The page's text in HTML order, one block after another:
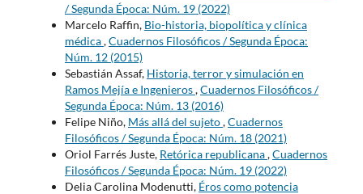
/ Segunda Época: Núm. 19 (2022)
Marcelo Raffin, Bio-historia, biopolítica y clínica
médica,Cuadernos Filosóficos / Segunda Época:
Núm. 12 (2015)
Sebastián Assaf, Historia, terror y simulación en
Ramos Mejía e Ingenieros,Cuadernos Filosóficos /
Segunda Época: Núm. 13 (2016)
Felipe Niño, Más allá del sujeto,Cuadernos
Filosóficos / Segunda Época: Núm. 18 (2021)
Oriol Farrés Juste, Retórica republicana,Cuadernos
Filosóficos / Segunda Época: Núm. 19 (2022)
Delia Carolina Modenutti, Éros como potencia